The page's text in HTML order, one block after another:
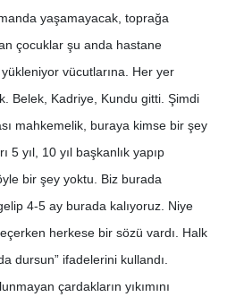
yaşamayacak, toprağa
çocuklar şu anda hastane
vücutlarına. Her yer
Belek, Kadriye, Kundu gitti. Şimdi
mahkemelik, buraya kimse bir şey
yıl, 10 yıl başkanlık yapıp
bir şey yoktu. Biz burada
4-5 ay burada kalıyoruz. Niye
herkese bir sözü vardı. Halk
dursun” ifadelerini kullandı.
çardakların yıkımını